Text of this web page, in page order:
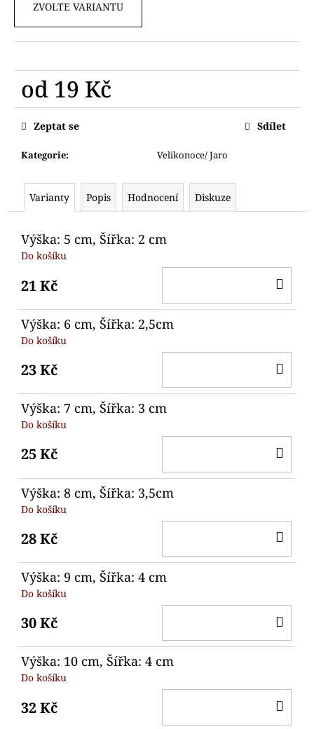
ZVOLTE VARIANTU
od 19 Kč
Měrná
cena:
Kategorie: Velikonoce/ Jaro
Zeptat se Sdílet
Varianty Popis Hodnocení Diskuze
Výška: 5 cm, Šířka: 2 cm
Do košíku
21 Kč
Výška: 6 cm, Šířka: 2,5cm
Do košíku
23 Kč
Výška: 7 cm, Šířka: 3 cm
Do košíku
25 Kč
Výška: 8 cm, Šířka: 3,5cm
Do košíku
28 Kč
Výška: 9 cm, Šířka: 4 cm
Do košíku
30 Kč
Výška: 10 cm, Šířka: 4 cm
Do košíku
32 Kč
j
VYKRAJOVÁTKO
MEDVÍDEK
89
Kč